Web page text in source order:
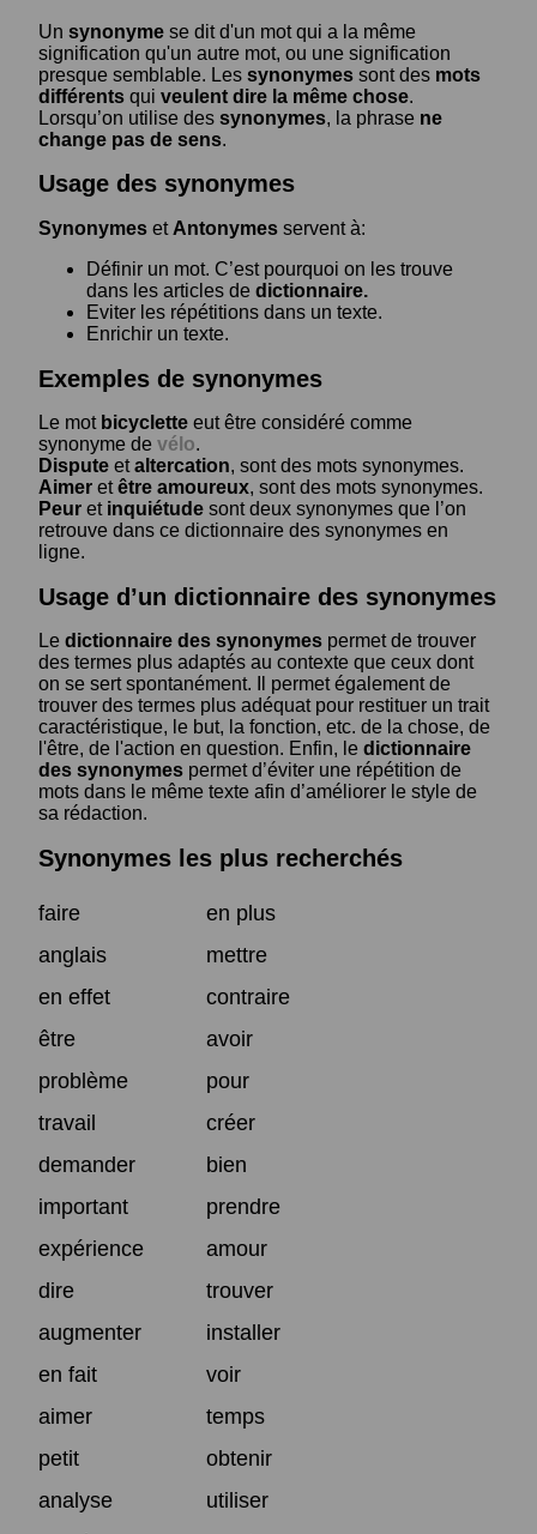
Un synonyme se dit d'un mot qui a la même
signification qu'un autre mot, ou une signification
presque semblable. Les synonymes sont des mots
différents qui veulent dire la même chose.
Lorsqu’on utilise des synonymes, la phrase ne
change pas de sens.
Usage des synonymes
Synonymes et Antonymes servent à:
Définir un mot. C’est pourquoi on les trouve
dans les articles de dictionnaire.
Eviter les répétitions dans un texte.
Enrichir un texte.
Exemples de synonymes
Le mot bicyclette eut être considéré comme
synonyme de vélo.
Dispute etaltercation, sont des mots synonymes.
Aimer etêtre amoureux, sont des mots synonymes.
Peur et inquiétude sont deux synonymes que l’on
retrouve dans ce dictionnaire des synonymes en
ligne.
Usage d’un dictionnaire des synonymes
Le dictionnaire des synonymes permet de trouver
des termes plus adaptés au contexte que ceux dont
on se sert spontanément. Il permet également de
trouver des termes plus adéquat pour restituer un trait
caractéristique, le but, la fonction, etc. de la chose, de
l'être, de l'action en question. Enfin, le dictionnaire
des synonymes permet d’éviter une répétition de
mots dans le même texte afin d’améliorer le style de
sa rédaction.
Synonymes les plus recherchés
faire
en plus
anglais
mettre
en effet
contraire
être
avoir
problème
pour
travail
créer
demander
bien
important
prendre
expérience
amour
dire
trouver
augmenter
installer
en fait
voir
aimer
temps
petit
obtenir
analyse
utiliser